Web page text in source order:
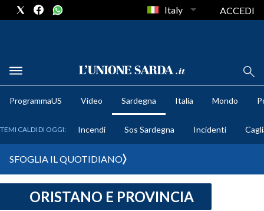
METEO
CRONACA SARDEGNA
Italy ACCEDI
ProgrammaUS Video Sardegna Italia Mondo
TEMI CALDI DI OGGI: Incendi Sos Sardegna Incidenti
SFOGLIA IL QUOTIDIANO
ORISTANO E PROVINCIA